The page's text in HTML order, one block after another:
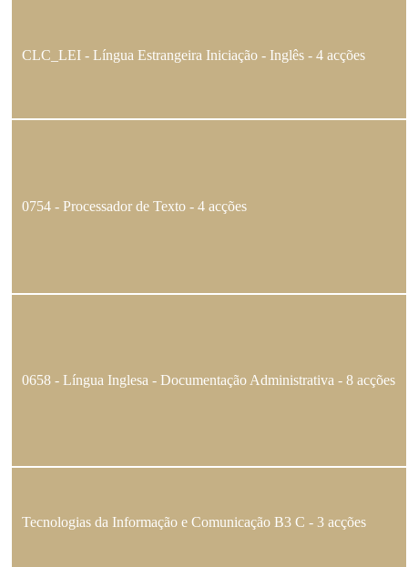
CLC_LEI - Língua Estrangeira Iniciação - Inglês - 4 acções
0754 - Processador de Texto - 4 acções
0658 - Língua Inglesa - Documentação Administrativa - 8 acções
Tecnologias da Informação e Comunicação B3 C - 3 acções